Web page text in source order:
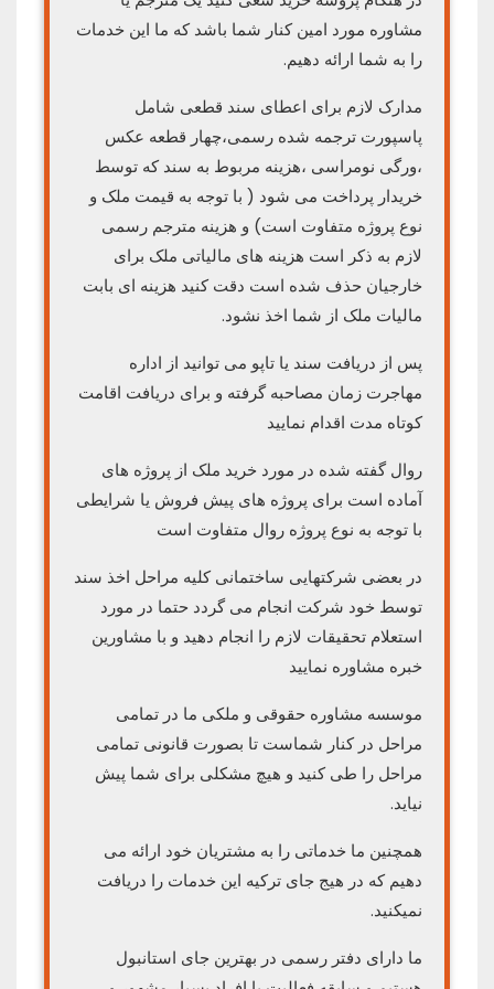
مشاوره مورد امین کنار شما باشد که ما این خدمات
را به شما ارائه دهیم.
مدارک لازم برای اعطای سند قطعی شامل
پاسپورت ترجمه شده رسمی،چهار قطعه عکس
،ورگی نومراسی ،هزینه مربوط به سند که توسط
خریدار پرداخت می شود ( با توجه به قیمت ملک و
نوع پروژه متفاوت است) و هزینه مترجم رسمی
لازم به ذکر است هزینه های مالیاتی ملک برای
خارجیان حذف شده است دقت کنید هزینه ای بابت
مالیات ملک از شما اخذ نشود.
پس از دریافت سند یا تاپو می توانید از اداره
مهاجرت زمان مصاحبه گرفته و برای دریافت اقامت
کوتاه مدت اقدام نمایید
روال گفته شده در مورد خرید ملک از پروژه های
آماده است برای پروژه های پیش فروش یا شرایطی
با توجه به نوع پروژه روال متفاوت است
در بعضی شرکتهایی ساختمانی کلیه مراحل اخذ سند
توسط خود شرکت انجام می گردد حتما در مورد
استعلام تحقیقات لازم را انجام دهید و با مشاورین
خبره مشاوره نمایید
موسسه مشاوره حقوقی و ملکی ما در تمامی
مراحل در کنار شماست تا بصورت قانونی تمامی
مراحل را طی کنید و هیچ مشکلی برای شما پیش
نیاید.
همچنین ما خدماتی را به مشتریان خود ارائه می
دهیم که در هیج جای ترکیه این خدمات را دریافت
نمیکنید.
ما دارای دفتر رسمی در بهترین جای استانبول